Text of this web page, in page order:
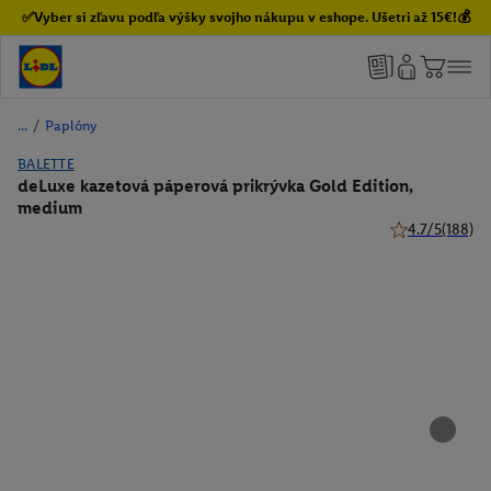
✅Vyber si zľavu podľa výšky svojho nákupu v eshope. Ušetri až 15€!💰
/ Paplóny
BALETTE
deLuxe kazetová páperová prikrývka Gold Edition,
medium
4.7/5(188)